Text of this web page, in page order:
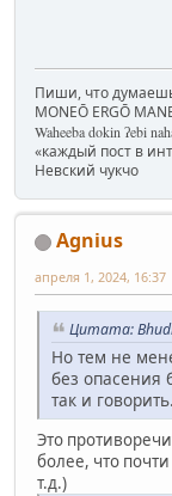
Пиши, что
MONEŌ ERGŌ
Waheeba dokin ʔebi
«каждый пост в
Невский чукчо
Agnius
апреля 1, 2024, 16:37
Цитата:
Но тем не
без опасения
так и говорить.
Это
более, что
т.д.)